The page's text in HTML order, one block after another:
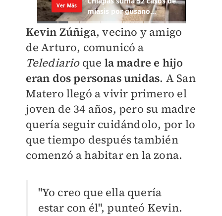
Kevin Zúñiga, vecino y amigo
de Arturo, comunicó a
Telediarioque la madre e hijo
eran dos personas unidas. A San
Matero llegó a vivir primero el
joven de 34 años, pero su madre
quería seguir cuidándolo, por lo
que tiempo después también
comenzó a habitar en la zona.
"Yo creo que ella quería
estar con él", punteó Kevin.